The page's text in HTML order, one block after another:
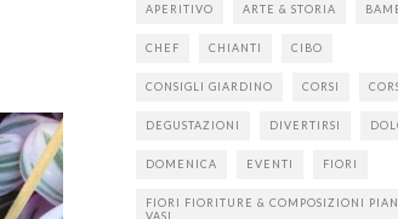
APERITIVO ARTE & STORIA
CHEF CHIANTI CIBO
CONSIGLI GIARDINO CORSI
DEGUSTAZIONI DIVERTIRSI
DOMENICA EVENTI FIORI
FIORI FIORITURE & COMPOSIZIONI
VASI